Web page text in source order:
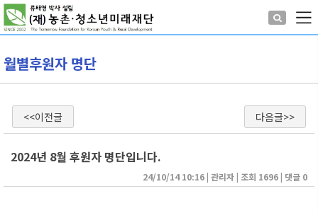
월별후원자 명단
<<이전글 다음글>>
2024년 8월 후원자 명단입니다.
24/10/14 10:16 | 관리자 | 조회 1696 | 댓글 0